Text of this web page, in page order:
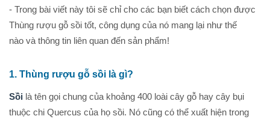
- Trong bài viết này tôi sẽ chỉ cho các bạn biết cách chọn được
Thùng rượu gỗ sồi tốt, công dụng của nó mang lại như thế
nào và thông tin liên quan đến sản phẩm!
1. Thùng rượu gỗ sồi là gì?
Sồi là tên gọi chung của khoảng 400 loài cây gỗ hay cây bụi
thuộc chi Quercus của họ sồi. Nó cũng có thể xuất hiện trong